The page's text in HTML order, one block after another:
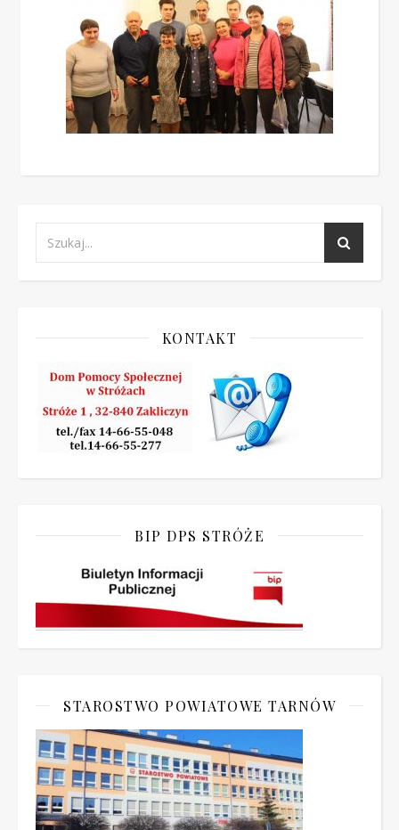
KONTAKT
BIP DPS STRÓŻE
STAROSTWO POWIATOWE TARNÓW